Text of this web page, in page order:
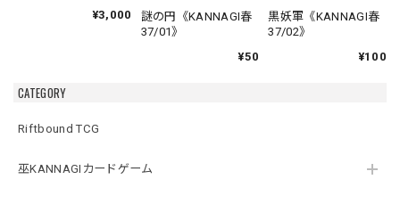
CATEGORY
Riftbound TCG
巫KANNAGIカードゲーム
¥3,000
謎の円《KANNAGI春
37/01》
¥50
黒妖軍《KANNAGI春
37/02》
¥100